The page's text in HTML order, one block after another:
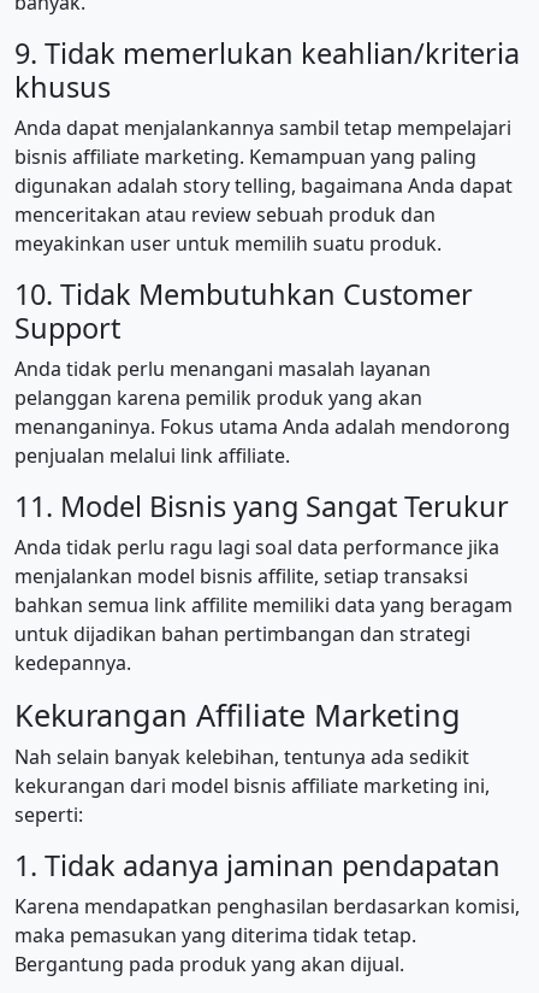
9. Tidak memerlukan keahlian/kriteria
khusus
Anda dapat menjalankannya sambil tetap mempelajari
bisnis affiliate marketing. Kemampuan yang paling
digunakan adalah story telling, bagaimana Anda dapat
menceritakan atau review sebuah produk dan
meyakinkan user untuk memilih suatu produk.
10. Tidak Membutuhkan Customer
Support
Anda tidak perlu menangani masalah layanan
pelanggan karena pemilik produk yang akan
menanganinya. Fokus utama Anda adalah mendorong
penjualan melalui link affiliate.
11. Model Bisnis yang Sangat Terukur
Anda tidak perlu ragu lagi soal data performance jika
menjalankan model bisnis affilite, setiap transaksi
bahkan semua link affilite memiliki data yang beragam
untuk dijadikan bahan pertimbangan dan strategi
kedepannya.
Kekurangan Affiliate Marketing
Nah selain banyak kelebihan, tentunya ada sedikit
kekurangan dari model bisnis affiliate marketing ini,
seperti:
1. Tidak adanya jaminan pendapatan
Karena mendapatkan penghasilan berdasarkan komisi,
maka pemasukan yang diterima tidak tetap.
Bergantung pada produk yang akan dijual.